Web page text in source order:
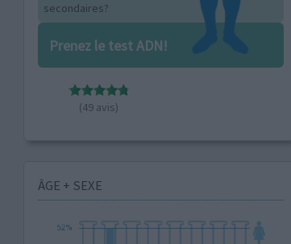
secondaires?
Prenez le test ADN!
(49 avis)
ÂGE + SEXE